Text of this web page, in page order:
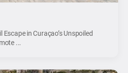
in Curaçao’s Unspoiled
...